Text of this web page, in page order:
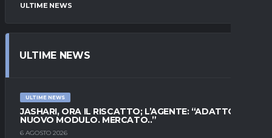
ULTIME NEWS
ULTIME NEWS
ULTIME NEWS
JASHARI, ORA IL RISCATTO; L’AGENTE: “ADATTO AL
NUOVO MODULO. MERCATO..”
6 AGOSTO 2026